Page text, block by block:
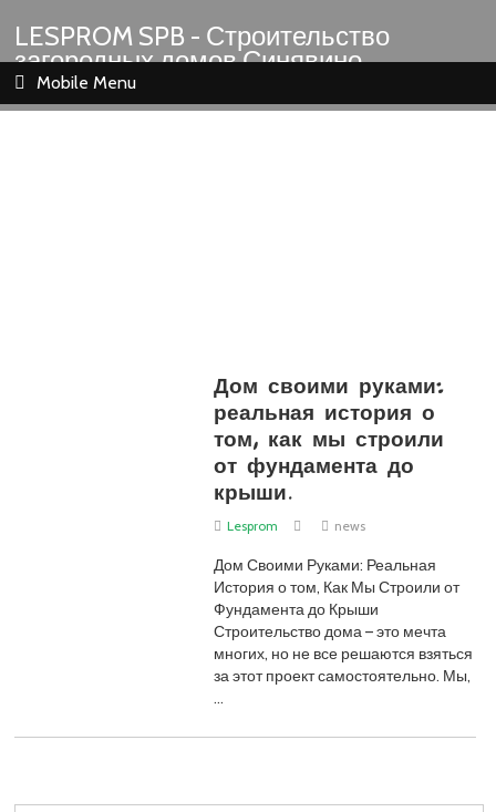
LESPROM SPB - Строительство
загородных домов Синявино
Шлиссельбург Кировск Назия
Mobile Menu
Дом своими руками:
реальная история о
том, как мы строили
от фундамента до
крыши.
Lesprom news
Дом Своими Руками: Реальная
История о том, Как Мы Строили от
Фундамента до Крыши
Строительство дома – это мечта
многих, но не все решаются взяться
за этот проект самостоятельно. Мы,
…